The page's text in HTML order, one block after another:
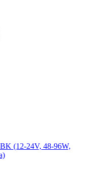
(12-24V, 48-96W,